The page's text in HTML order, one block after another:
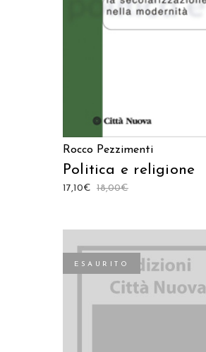
Rocco Pezzimenti
Politica e religione
18,00€
17,10€
ESAURITO